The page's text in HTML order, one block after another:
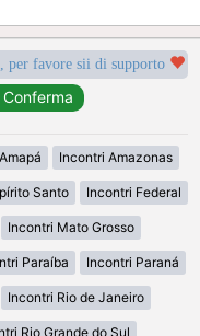
favore sii di supporto
Incontri Amazonas
Santo Incontri Federal
Incontri Mato Grosso
Paraíba Incontri Paraná
Incontri Rio de Janeiro
Rio Grande do Sul